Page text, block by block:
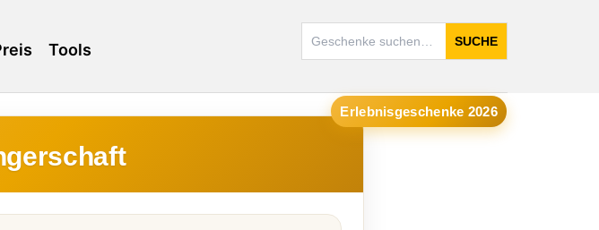
SUCHE
Tools
Erlebnisgeschenke 2026